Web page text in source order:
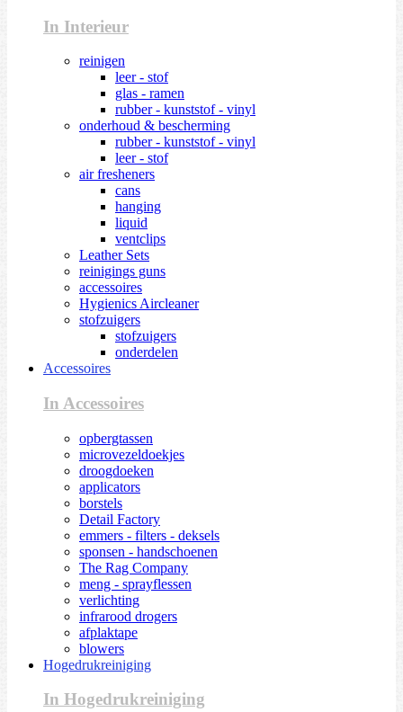
In Interieur
reinigen
leer - stof
glas - ramen
rubber - kunststof - vinyl
onderhoud & bescherming
rubber - kunststof - vinyl
leer - stof
air fresheners
cans
hanging
liquid
ventclips
Leather Sets
reinigings guns
accessoires
Hygienics Aircleaner
stofzuigers
stofzuigers
onderdelen
Accessoires
In Accessoires
opbergtassen
microvezeldoekjes
droogdoeken
applicators
borstels
Detail Factory
emmers - filters - deksels
sponsen - handschoenen
The Rag Company
meng - sprayflessen
verlichting
infrarood drogers
afplaktape
blowers
Hogedrukreiniging
In Hogedrukreiniging